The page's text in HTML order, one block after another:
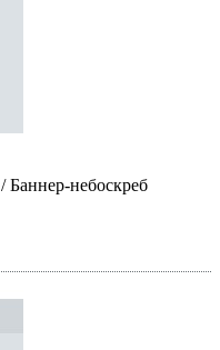
/ Баннер-небоскреб